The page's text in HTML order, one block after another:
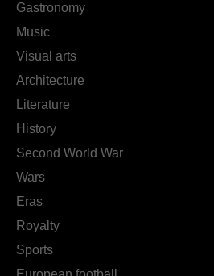
Gastronomy
Music
Visual arts
Architecture
Literature
History
Second World War
Wars
Eras
Royalty
Sports